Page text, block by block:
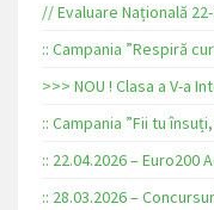
// Evaluare Națională
:: Campania ”Respiră
>>> NOU ! Clasa a V-a
:: Campania ”Fii tu
:: 22.04.2026 – Euro200
:: 28.03.2026 –